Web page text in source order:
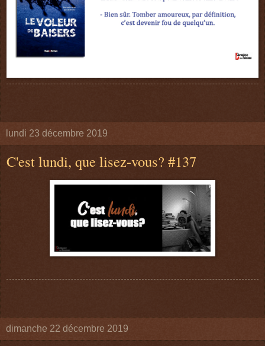
lundi 23 décembre 2019
C'est lundi, que lisez-vous? #137
dimanche 22 décembre 2019